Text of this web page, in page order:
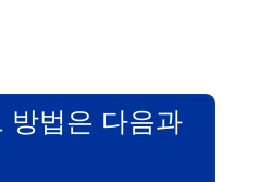
방법은 다음과